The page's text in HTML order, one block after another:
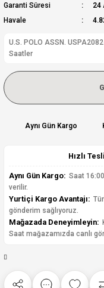
Garanti Süresi
24
Havale
U.S. POLO ASSN.
Saatler
Aynı Gün Kargo
Hızlı
Aynı Gün Kargo: Saat
verilir.
Yurtiçi Kargo Avantajı:
gönderim sağlıyoruz.
Mağazada Deneyimleyin:
Saat mağazamızda canlı